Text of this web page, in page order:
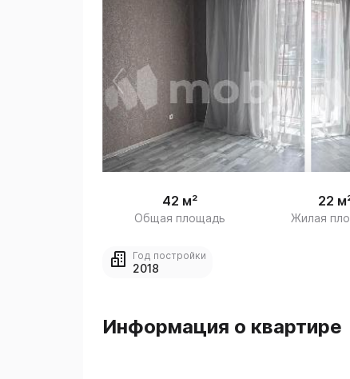
1
42 м²
Общая площадь
22
Жилая
Год постройки
2018
Информация о квартире